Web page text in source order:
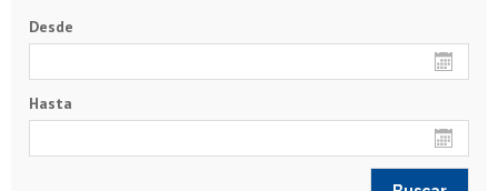
Desde
Hasta